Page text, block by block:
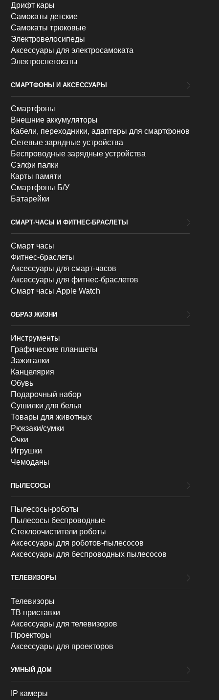
Дрифт кары
Самокаты детские
Самокаты трюковые
Электровелосипеды
Аксессуары для электросамоката
Электроснегокаты
СМАРТФОНЫ И АКСЕССУАРЫ
Смартфоны
Внешние аккумуляторы
Кабели, переходники, адаптеры для смартфонов
Сетевые зарядные устройства
Беспроводные зарядные устройства
Сэлфи палки
Карты памяти
Смартфоны Б/У
Батарейки
СМАРТ-ЧАСЫ И ФИТНЕС-БРАСЛЕТЫ
Смарт часы
Фитнес-браслеты
Аксессуары для смарт-часов
Аксессуары для фитнес-браслетов
Смарт часы Apple Watch
ОБРАЗ ЖИЗНИ
Инструменты
Графические планшеты
Зажигалки
Канцелярия
Обувь
Подарочный набор
Сушилки для белья
Товары для животных
Рюкзаки/сумки
Очки
Игрушки
Чемоданы
ПЫЛЕСОСЫ
Пылесосы-роботы
Пылесосы беспроводные
Стеклоочистители роботы
Аксессуары для роботов-пылесосов
Аксессуары для беспроводных пылесосов
ТЕЛЕВИЗОРЫ
Телевизоры
ТВ приставки
Аксессуары для телевизоров
Проекторы
Аксессуары для проекторов
УМНЫЙ ДОМ
IP камеры